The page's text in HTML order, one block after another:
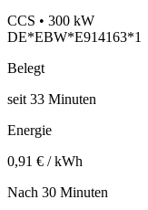
CCS • 300 kW
DE*EBW*E914163*1
Belegt
seit 33 Minuten
Energie
0,91 € / kWh
Nach 30 Minuten